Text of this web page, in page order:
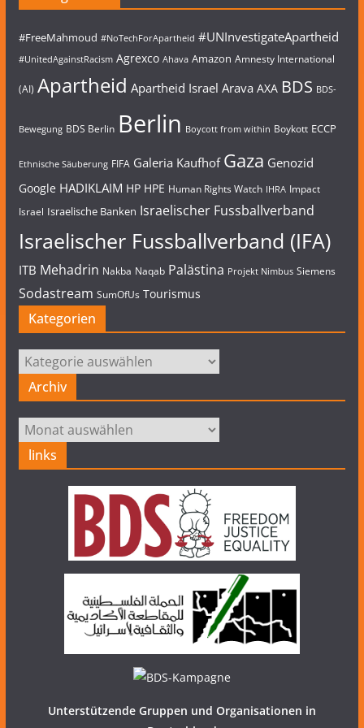
#FreeMahmoud #NoTechForApartheid #UNInvestigateApartheid
#UnitedAgainstRacism Agrexco Ahava Amazon Amnesty International
(AI) Apartheid Apartheid Israel Arava AXA BDS BDS-
Bewegung BDS Berlin Berlin Boycott from within Boykott ECCP
Ethnische Säuberung FIFA Galeria Kaufhof Gaza Genozid
Google HADIKLAIM HP HPE Human Rights Watch IHRA Impact
Israel Israelische Banken Israelischer Fussballverband
Israelischer Fussballverband (IFA)
ITB Mehadrin Nakba Naqab Palästina Projekt Nimbus Siemens
Sodastream SumOfUs Tourismus
Kategorien
Kategorien
Archiv
Archiv
links
Unterstützende Gruppen und Organisationen in